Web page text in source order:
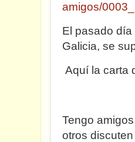
amigos/
El pasado
Galicia, se
Aquí la carta
Tengo
otros